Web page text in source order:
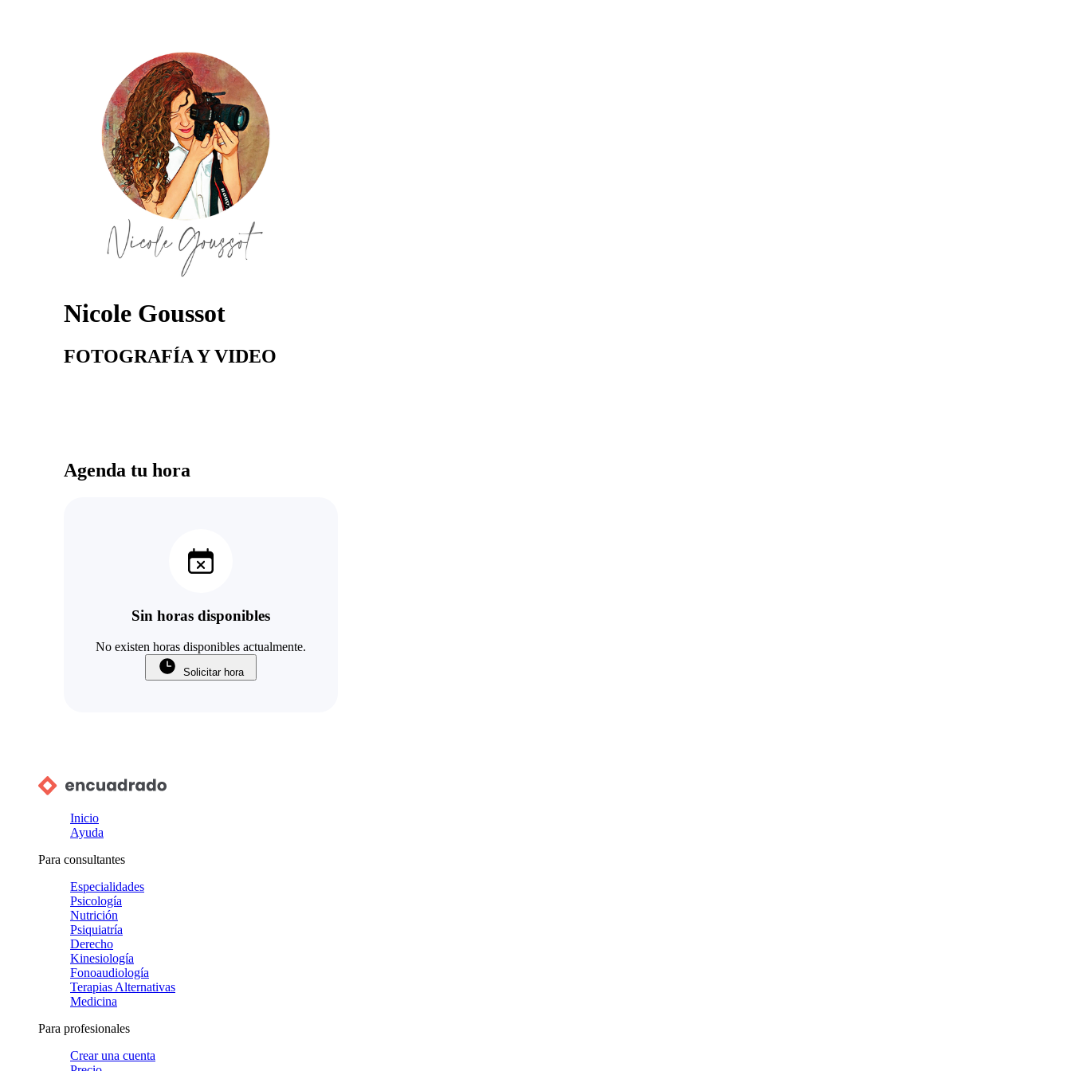
Nicole Goussot
FOTOGRAFÍA Y VIDEO
Agenda tu hora
Sin horas disponibles
No existen horas disponibles actualmente.
Solicitar hora
Inicio
Ayuda
Para consultantes
Especialidades
Psicología
Nutrición
Psiquiatría
Derecho
Kinesiología
Fonoaudiología
Terapias Alternativas
Medicina
Para profesionales
Crear una cuenta